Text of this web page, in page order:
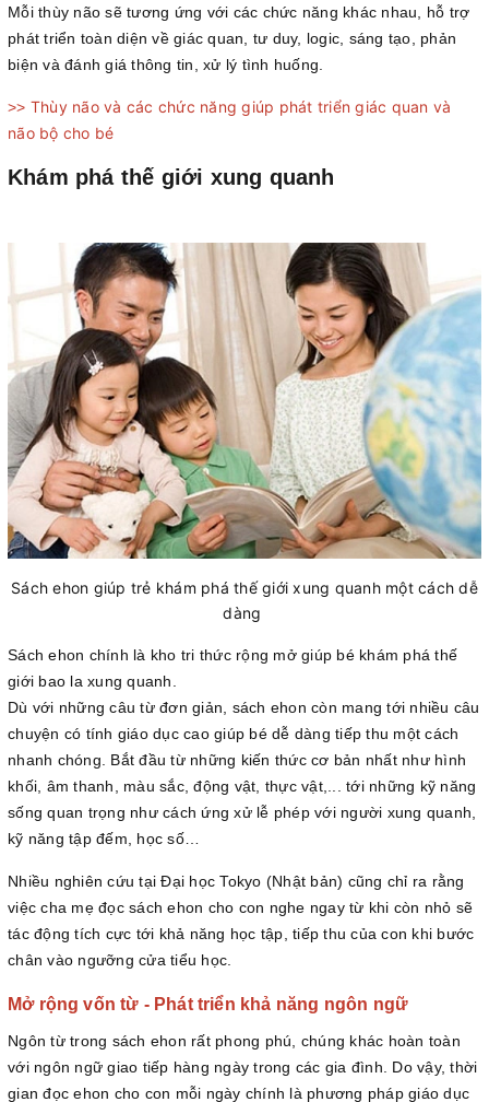
Mỗi thùy não sẽ tương ứng với các chức năng khác nhau, hỗ trợ
phát triển toàn diện về giác quan, tư duy, logic, sáng tạo, phản
biện và đánh giá thông tin, xử lý tình huống.
>> Thùy não và các chức năng giúp phát triển giác quan và
não bộ cho bé
Khám phá thế giới xung quanh
Sách ehon giúp trẻ khám phá thế giới xung quanh một cách dễ
dàng
Sách ehon chính là kho tri thức rộng mở giúp bé khám phá thế
giới bao la xung quanh.
Dù với những câu từ đơn giản, sách ehon còn mang tới nhiều câu
chuyện có tính giáo dục cao giúp bé dễ dàng tiếp thu một cách
nhanh chóng. Bắt đầu từ những kiến thức cơ bản nhất như hình
khối, âm thanh, màu sắc, động vật, thực vật,... tới những kỹ năng
sống quan trọng như cách ứng xử lễ phép với người xung quanh,
kỹ năng tập đếm, học số…
Nhiều nghiên cứu tại Đại học Tokyo (Nhật bản) cũng chỉ ra rằng
việc cha mẹ đọc sách ehon cho con nghe ngay từ khi còn nhỏ sẽ
tác động tích cực tới khả năng học tập, tiếp thu của con khi bước
chân vào ngưỡng cửa tiểu học.
Mở rộng vốn từ - Phát triển khả năng ngôn ngữ
Ngôn từ trong sách ehon rất phong phú, chúng khác hoàn toàn
với ngôn ngữ giao tiếp hàng ngày trong các gia đình. Do vậy, thời
gian đọc ehon cho con mỗi ngày chính là phương pháp giáo dục